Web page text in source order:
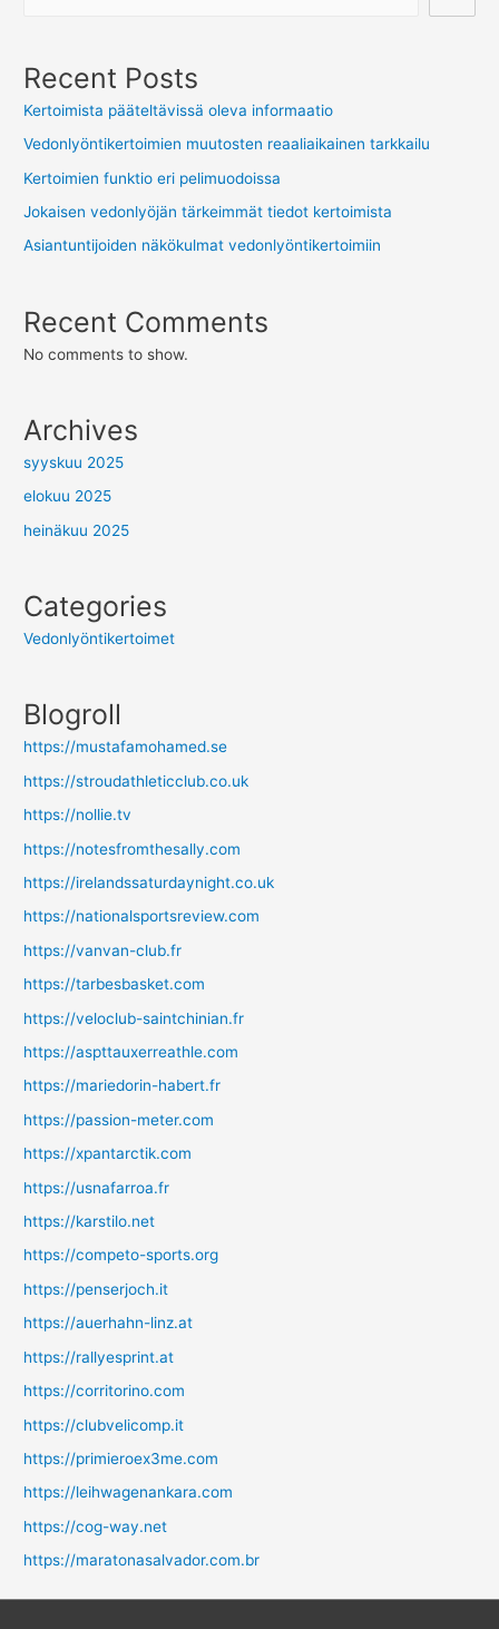
Recent Posts
Kertoimista pääteltävissä oleva informaatio
Vedonlyöntikertoimien muutosten reaaliaikainen tarkkailu
Kertoimien funktio eri pelimuodoissa
Jokaisen vedonlyöjän tärkeimmät tiedot kertoimista
Asiantuntijoiden näkökulmat vedonlyöntikertoimiin
Recent Comments
No comments to show.
Archives
syyskuu 2025
elokuu 2025
heinäkuu 2025
Categories
Vedonlyöntikertoimet
Blogroll
https://mustafamohamed.se
https://stroudathleticclub.co.uk
https://nollie.tv
https://notesfromthesally.com
https://irelandssaturdaynight.co.uk
https://nationalsportsreview.com
https://vanvan-club.fr
https://tarbesbasket.com
https://veloclub-saintchinian.fr
https://aspttauxerreathle.com
https://mariedorin-habert.fr
https://passion-meter.com
https://xpantarctik.com
https://usnafarroa.fr
https://karstilo.net
https://competo-sports.org
https://penserjoch.it
https://auerhahn-linz.at
https://rallyesprint.at
https://corritorino.com
https://clubvelicomp.it
https://primieroex3me.com
https://leihwagenankara.com
https://cog-way.net
https://maratonasalvador.com.br